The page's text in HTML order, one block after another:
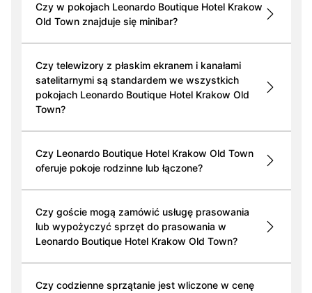
Czy w pokojach Leonardo Boutique Hotel Krakow
Old Town znajduje się minibar?
Czy telewizory z płaskim ekranem i kanałami
satelitarnymi są standardem we wszystkich
pokojach Leonardo Boutique Hotel Krakow Old
Town?
Czy Leonardo Boutique Hotel Krakow Old Town
oferuje pokoje rodzinne lub łączone?
Czy goście mogą zamówić usługę prasowania
lub wypożyczyć sprzęt do prasowania w
Leonardo Boutique Hotel Krakow Old Town?
Czy codzienne sprzątanie jest wliczone w cenę